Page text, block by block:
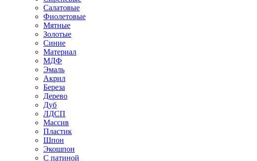
Салатовые
Фиолетовые
Мятные
Золотые
Синие
Материал
МДФ
Эмаль
Акрил
Береза
Дерево
Дуб
ЛДСП
Массив
Пластик
Шпон
Экошпон
С патиной